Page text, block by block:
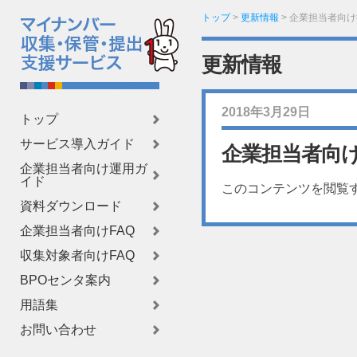
トップ
サービス導入ガイド
企業担当者向け運用ガ
イド
資料ダウンロード
企業担当者向けFAQ
収集対象者向けFAQ
BPOセンタ案内
用語集
お問い合わせ
トップ> 更新情報 > 企業担当者向
更新情報
2018年3月29日
企業担当者向
このコンテンツを閲